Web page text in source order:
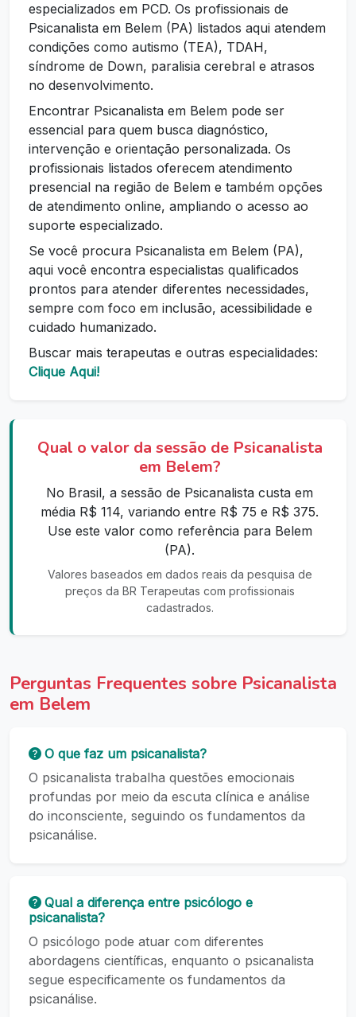
especializados em PCD. Os profissionais de
Psicanalista em Belem (PA) listados aqui atendem
condições como autismo (TEA), TDAH,
síndrome de Down, paralisia cerebral e atrasos
no desenvolvimento.
Encontrar Psicanalista em Belem pode ser
essencial para quem busca diagnóstico,
intervenção e orientação personalizada. Os
profissionais listados oferecem atendimento
presencial na região de Belem e também opções
de atendimento online, ampliando o acesso ao
suporte especializado.
Se você procura Psicanalista em Belem (PA),
aqui você encontra especialistas qualificados
prontos para atender diferentes necessidades,
sempre com foco em inclusão, acessibilidade e
cuidado humanizado.
Buscar mais terapeutas e outras especialidades:
Clique Aqui!
Qual o valor da sessão de Psicanalista
em Belem?
No Brasil, a sessão de Psicanalista custa em
média R$ 114, variando entre R$ 75 e R$ 375.
Use este valor como referência para Belem
(PA).
Valores baseados em dados reais da pesquisa de
preços da BR Terapeutas com profissionais
cadastrados.
Perguntas Frequentes sobre Psicanalista
em Belem
O que faz um psicanalista?
O psicanalista trabalha questões emocionais
profundas por meio da escuta clínica e análise
do inconsciente, seguindo os fundamentos da
psicanálise.
Qual a diferença entre psicólogo e
psicanalista?
O psicólogo pode atuar com diferentes
abordagens científicas, enquanto o psicanalista
segue especificamente os fundamentos da
psicanálise.